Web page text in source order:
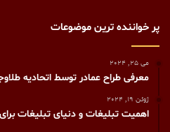
پر خواننده ترین موضوعات
می 25, 2024
معرفی طراح عمادر توسط اتحادیه
ژوئن 19, 2024
اهمیت تبلیغات و دنیای تبلیغات